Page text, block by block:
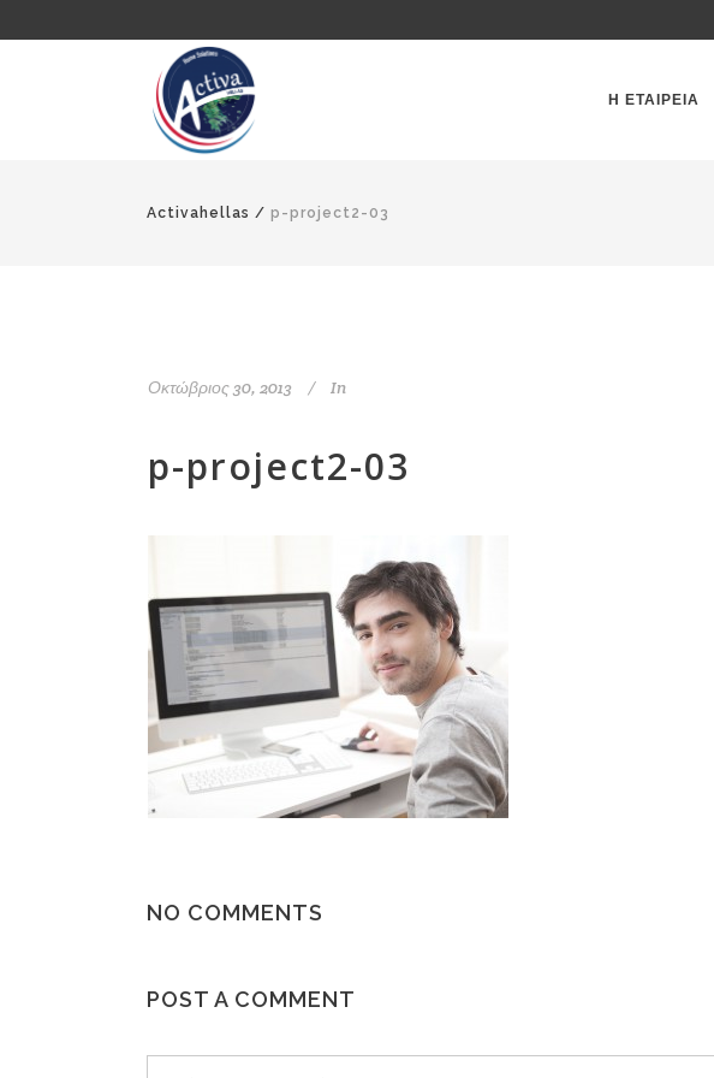
Η ΕΤΑΙΡΕΙΑ
Activahellas / p-project2-03
Οκτώβριος 30, 2013 In
p-project2-03
NO COMMENTS
POST A COMMENT